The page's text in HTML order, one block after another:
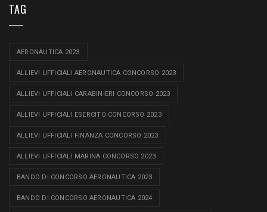
TAG
AERONAUTICA 2023
ALLIEVI UFFICIALI AERONAUTICA CONCORSO 2023
ALLIEVI UFFICIALI CARABINIERI CONCORSO 2023
ALLIEVI UFFICIALI ESERCITO CONCORSO 2023
ALLIEVI UFFICIALI FINANZA CONCORSO 2023
ALLIEVI UFFICIALI MARINA CONCORSO 2023
BANDO DI CONCORSO AERONAUTICA 2023
BANDO DI CONCORSO AERONAUTICA 2024